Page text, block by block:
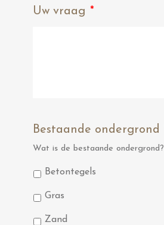
Uw vraag *
Bestaande ondergrond
Wat is de bestaande ondergrond?
Betontegels
Gras
Zand